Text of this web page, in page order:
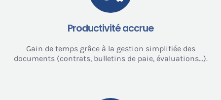
Productivité accrue
Gain de temps grâce à la gestion simplifiée des
documents (contrats, bulletins de paie, évaluations…).